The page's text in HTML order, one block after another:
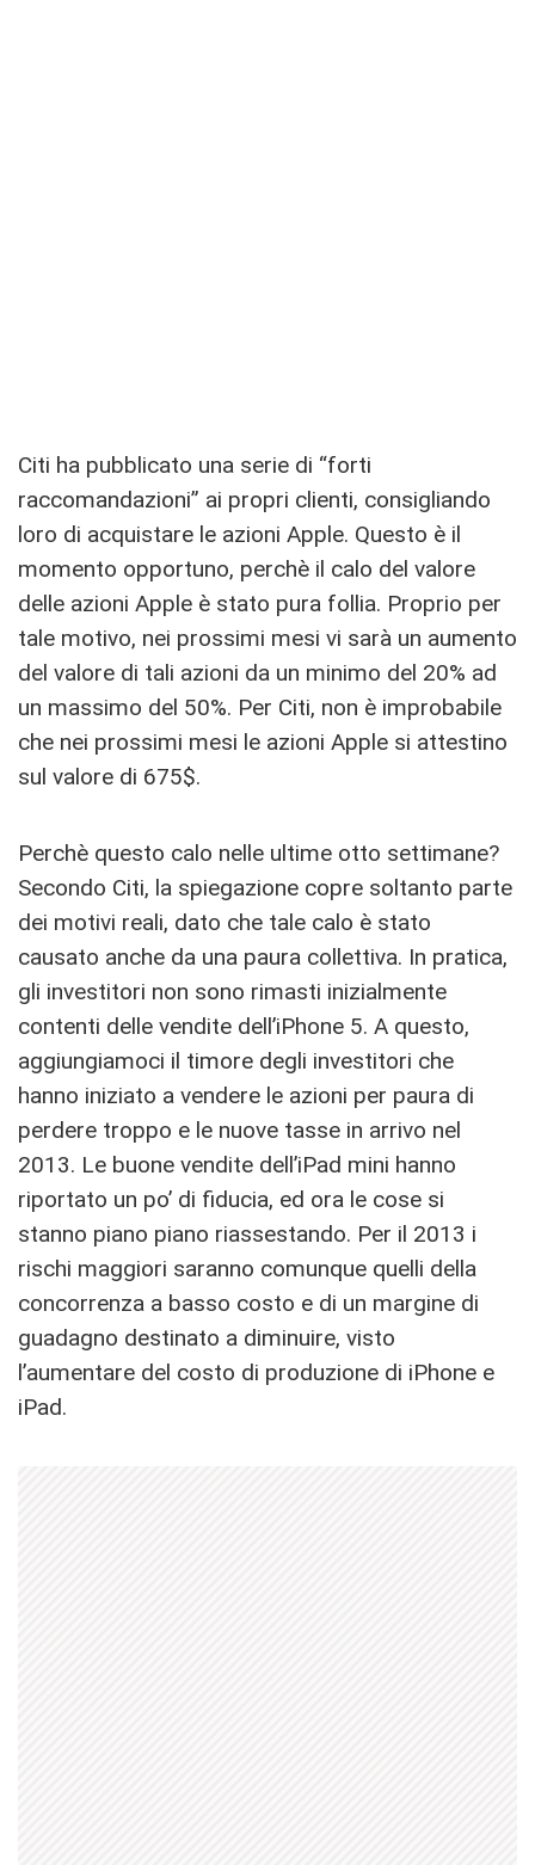
Citi ha pubblicato una serie di “forti
raccomandazioni” ai propri clienti, consigliando
loro di acquistare le azioni Apple. Questo è il
momento opportuno, perchè il calo del valore
delle azioni Apple è stato pura follia. Proprio per
tale motivo, nei prossimi mesi vi sarà un aumento
del valore di tali azioni da un minimo del 20% ad
un massimo del 50%. Per Citi, non è improbabile
che nei prossimi mesi le azioni Apple si attestino
sul valore di 675$.
Perchè questo calo nelle ultime otto settimane?
Secondo Citi, la spiegazione copre soltanto parte
dei motivi reali, dato che tale calo è stato
causato anche da una paura collettiva. In pratica,
gli investitori non sono rimasti inizialmente
contenti delle vendite dell’iPhone 5. A questo,
aggiungiamoci il timore degli investitori che
hanno iniziato a vendere le azioni per paura di
perdere troppo e le nuove tasse in arrivo nel
2013. Le buone vendite dell’iPad mini hanno
riportato un po’ di fiducia, ed ora le cose si
stanno piano piano riassestando. Per il 2013 i
rischi maggiori saranno comunque quelli della
concorrenza a basso costo e di un margine di
guadagno destinato a diminuire, visto
l’aumentare del costo di produzione di iPhone e
iPad.